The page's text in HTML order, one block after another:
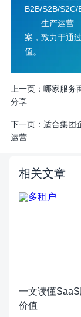
B2B/S2B/S2C/
——生产运营
案，致力于通
值。
上一页： 哪家服务
分享
下一页： 适合集团
运营
相关文章
一文读懂
价值